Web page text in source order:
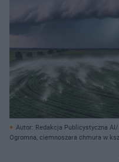
Autor: Redakcja Publicystyczna
Ogromna, ciemnoszara chmura w
przypominającymi bąble. Spod